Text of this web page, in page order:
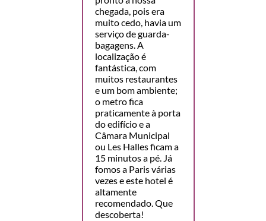
chegada, pois era
muito cedo, havia um
serviço de guarda-
bagagens. A
localização é
fantástica, com
muitos restaurantes
e um bom ambiente;
o metro fica
praticamente à porta
do edifício e a
Câmara Municipal
ou Les Halles ficam a
15 minutos a pé. Já
fomos a Paris várias
vezes e este hotel é
altamente
recomendado. Que
descoberta!